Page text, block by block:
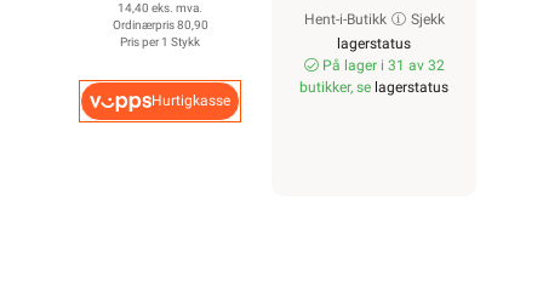
14,40 eks. mva.
Ordinærpris 80,90
Pris per 1 Stykk
Hurtigkasse
Hent-i-Butikk
Sjekk
lagerstatus
På lager i 31 av 32
butikker, se lagerstatus